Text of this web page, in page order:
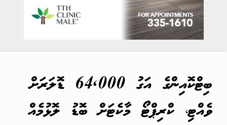
ބިޓްކޮއިންގެ އަގު 64,000 ޑޮލަރަށް
ވެއްޓި، ކްރިޕްޓޯ މާކެޓަށް ބޮޑު ލޮޅުމެއް